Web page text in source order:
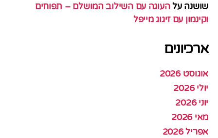
שושנה עלהעוגה עם השילוב המושלם – תפוחים
וקינמון עם זיגוג מייפל
ארכיונים
אוגוסט 2026
יולי 2026
יוני 2026
מאי 2026
אפריל 2026